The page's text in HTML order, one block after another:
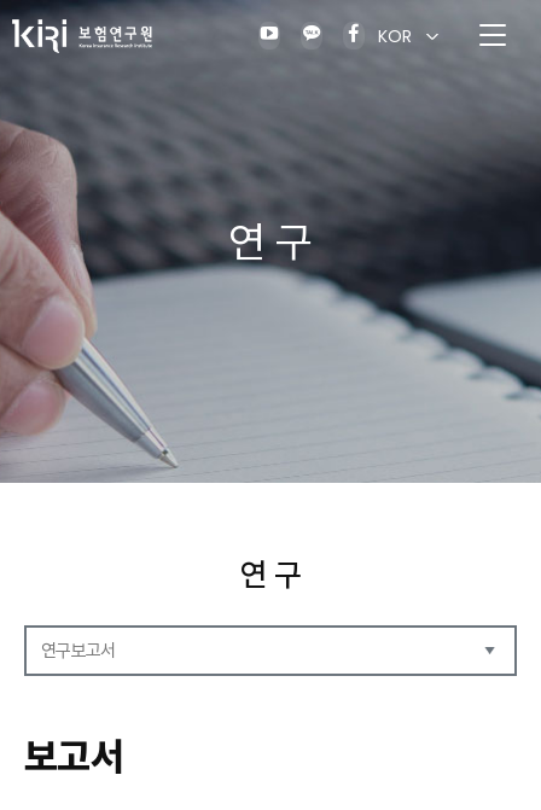
KOR
연 구
연 구
연구보고서
CEO Brief
영상자료
보고서